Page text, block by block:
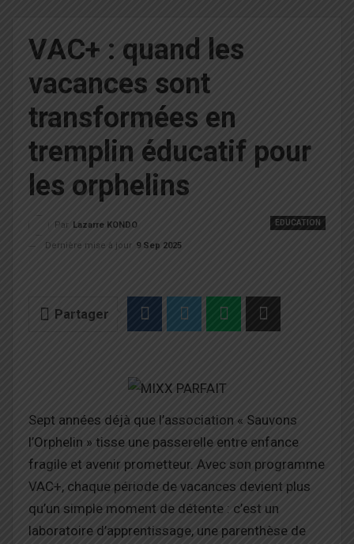
VAC+ : quand les
vacances sont
transformées en
tremplin éducatif pour
les orphelins
EDUCATION
Par
Lazarre KONDO
Dernière mise à jour 9 Sep 2025
Partager
Sept années déjà que l’association « Sauvons
l’Orphelin » tisse une passerelle entre enfance
fragile et avenir prometteur. Avec son programme
VAC+, chaque période de vacances devient plus
qu’un simple moment de détente : c’est un
laboratoire d’apprentissage, une parenthèse de